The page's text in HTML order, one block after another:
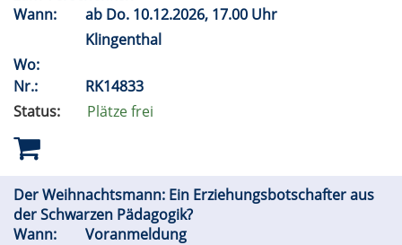
Wann:
ab Do. 10.12.2026, 17.00 Uhr
Klingenthal
Wo:
Nr.:
RK14833
Status:
Plätze frei
Der Weihnachtsmann: Ein Erziehungsbotschafter aus
der Schwarzen Pädagogik?
Wann:
Voranmeldung